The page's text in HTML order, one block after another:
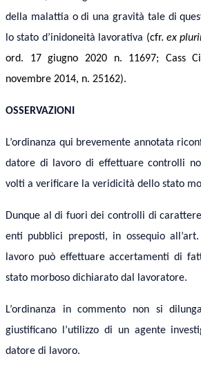
della malattia o di una gravità tale di
lo stato d’inidoneità lavorativa (cfr.ex
ord.
17giugno 2020n. 11697; Cass
novembre 2014, n. 25162).
OSSERVAZIONI
L’ordinanza qui brevemente annotata
datore di lavoro di effettuare controlli
volti a verificare la veridicità dello stato
Dunque al di fuori dei controlli di
enti pubblici preposti, in ossequio
lavoro può effettuare accertamenti di
stato morboso dichiarato dal lavoratore.
L’ordinanza in commento non si
giustificano l’utilizzo di un agente
datore di lavoro.